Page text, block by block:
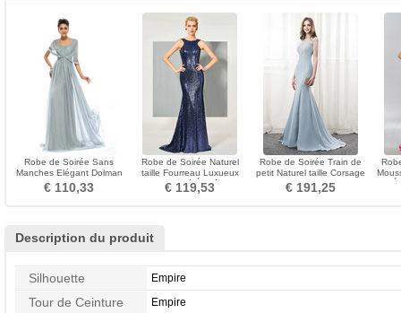
Robe de Soirée Sans
Manches Elégant Dolman
Sleeves Chiffon aligne
€ 110,33
Robe de Soirée Naturel
taille Fourreau Luxueux
Pailleté Étoilé
€ 119,53
Robe de Soirée Train de
petit Naturel taille Corsage
Avec Bijoux
€ 191,25
Description du produit
Silhouette Empire
Tour de Ceinture Empire